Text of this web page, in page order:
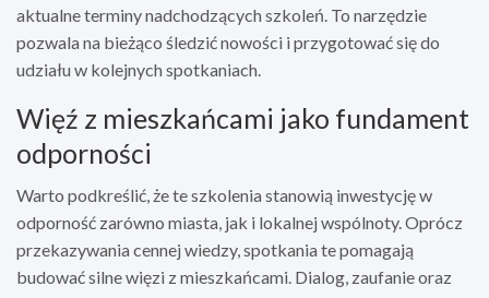
aktualne terminy nadchodzących szkoleń. To narzędzie
pozwala na bieżąco śledzić nowości i przygotować się do
udziału w kolejnych spotkaniach.
Więź z mieszkańcami jako fundament
odporności
Warto podkreślić, że te szkolenia stanowią inwestycję w
odporność zarówno miasta, jak i lokalnej wspólnoty. Oprócz
przekazywania cennej wiedzy, spotkania te pomagają
budować silne więzi z mieszkańcami. Dialog, zaufanie oraz